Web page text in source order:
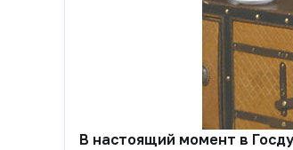
В настоящий момент в